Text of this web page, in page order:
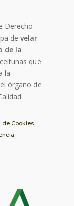
Derecho
develar
de la
que
la
órgano de
de Cookies